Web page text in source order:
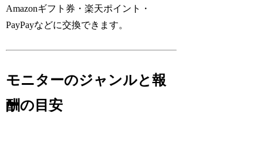
Amazonギフト券・楽天ポイント・
PayPayなどに交換できます。
モニターのジャンルと報
酬の目安